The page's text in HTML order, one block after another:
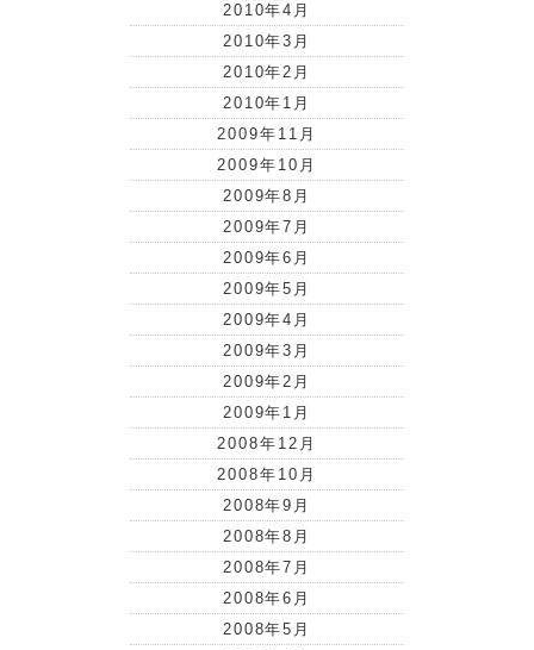
2010年4月
2010年3月
2010年2月
2010年1月
2009年11月
2009年10月
2009年8月
2009年7月
2009年6月
2009年5月
2009年4月
2009年3月
2009年2月
2009年1月
2008年12月
2008年10月
2008年9月
2008年8月
2008年7月
2008年6月
2008年5月